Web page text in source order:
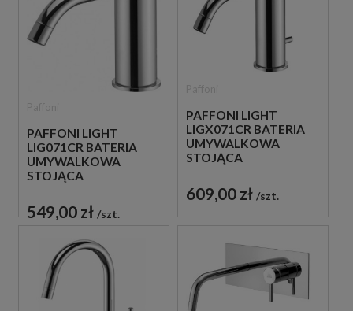
PAFFONI LIGHT
LIG071CR BATERIA
UMYWALKOWA
STOJĄCA
CHROM
549,00 zł szt.
PAFFONI LIGHT
LIGX071CR BATERIA
UMYWALKOWA
STOJĄCA
CHROM
609,00 zł szt.